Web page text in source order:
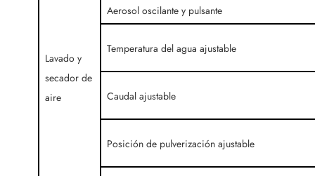
Lavado y
secador de
aire
Aerosol oscilante y pulsante
Temperatura del agua ajustable
Caudal ajustable
Posición de pulverización ajustable